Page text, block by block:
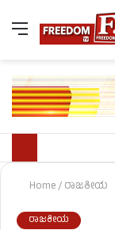
Home/ರಾಜಕೀಯ
ರಾಜಕೀಯ